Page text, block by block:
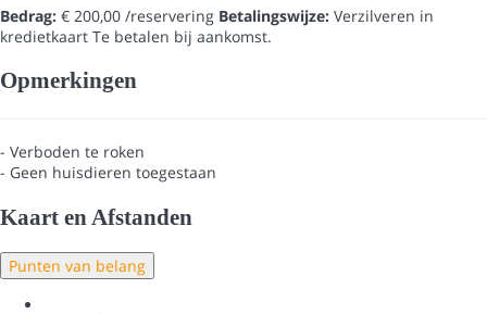
Bedrag: € 200,00 /reservering Betalingswijze: Verzilveren in
kredietkaart Te betalen bij aankomst.
Opmerkingen
- Verboden te roken
- Geen huisdieren toegestaan
Kaart en Afstanden
Punten van belang